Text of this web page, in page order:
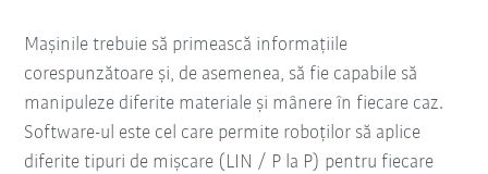
Mașinile trebuie să primească informațiile
corespunzătoare și, de asemenea, să fie capabile să
manipuleze diferite materiale și mânere în fiecare caz.
Software-ul este cel care permite roboților să aplice
diferite tipuri de mișcare (LIN / P la P) pentru fiecare